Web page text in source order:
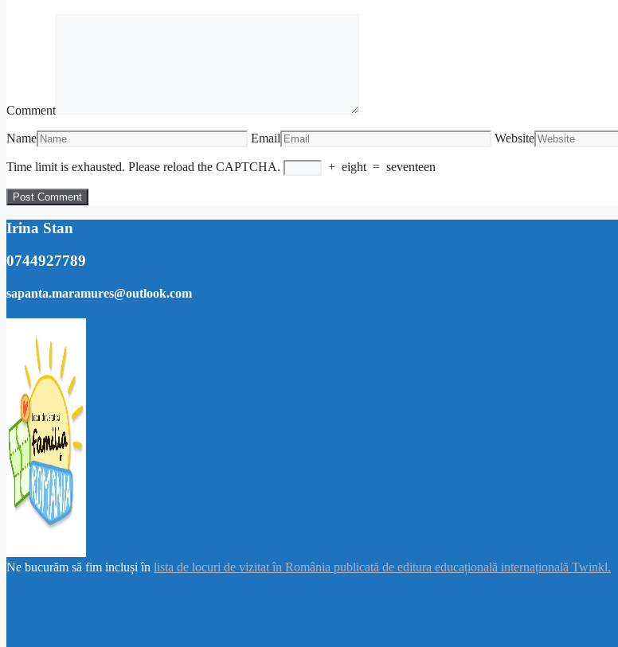
Comment
Name Email Website
Time limit is exhausted. Please reload the CAPTCHA. + eight = seventeen
Irina Stan
0744927789
sapanta.maramures@outlook.com
Ne bucurăm să fim incluși în lista de locuri de vizitat în România publicată de editura educațională internațională Twinkl.